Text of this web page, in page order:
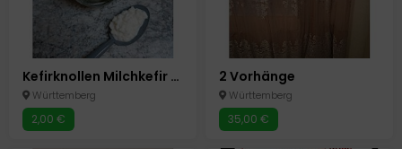
Kefirknollen Milchkefir Kefir selbermachen Biomilch Abholung
Württemberg
2,00 €
2 Vorhänge
Württemberg
35,00 €